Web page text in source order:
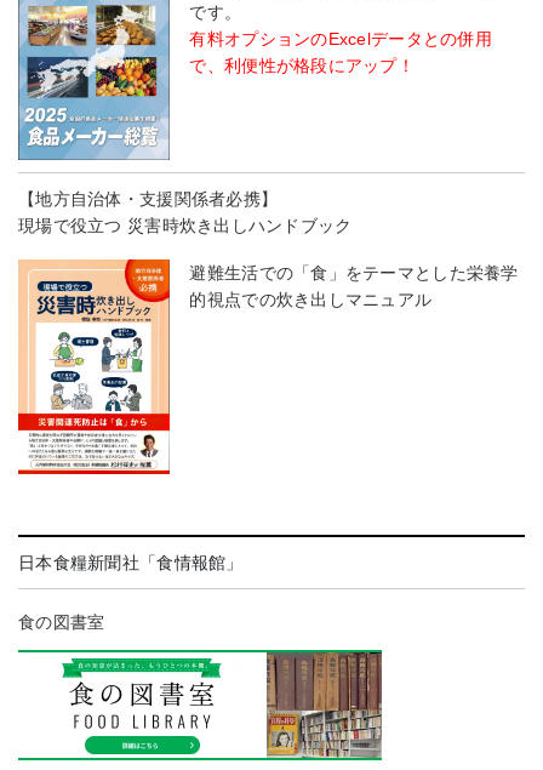
です。
有料オプションのExcelデータとの併用
で、利便性が格段にアップ！
【地方自治体・支援関係者必携】
現場で役立つ 災害時炊き出しハンドブック
避難生活での「食」をテーマとした栄養学
的視点での炊き出しマニュアル
日本食糧新聞社「食情報館」
食の図書室